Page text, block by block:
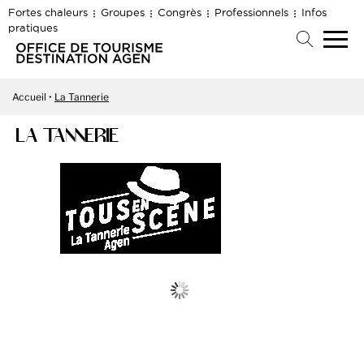
Fortes chaleurs Groupes Congrès Professionnels
Infos
pratiques
Accueil La Tannerie
LA TANNERIE